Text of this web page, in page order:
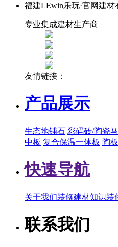
福建LEwin乐玩·官网建材
专业集成建材生产商
友情链接：
产品展示
生态地铺石 彩码砖/陶瓷
中板 复合保温一体板 陶板
快速导航
关于我们装修建材知识装
联系我们